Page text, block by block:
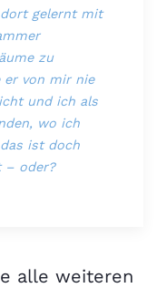
gelernt mit
zu
er von mir nie
und ich als
wo ich
ist doch
– oder?
alle weiteren